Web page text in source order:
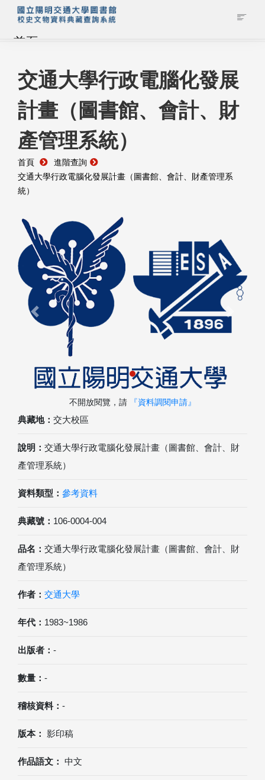
首頁
藏品查詢
校史館簡介
藏品清單全覽
資料調閱申請
交通大學行政電腦化發展
計畫（圖書館、會計、財
產管理系統）
首頁
進階查詢
交通大學行政電腦化發展計畫（圖書館、會計、財產管理系
統）
典藏地： 交大校區
說明： 交通大學行政電腦化發展計畫（圖書館、會計、財
產管理系統）
資料類型： 參考資料
典藏號： 106-0004-004
品名： 交通大學行政電腦化發展計畫（圖書館、會計、財
產管理系統）
作者： 交通大學
年代： 1983~1986
出版者： -
數量： -
稽核資料： -
版本： 影印稿
作品語文： 中文
Previous Next
不開放閱覽，請 『資料調閱申請』